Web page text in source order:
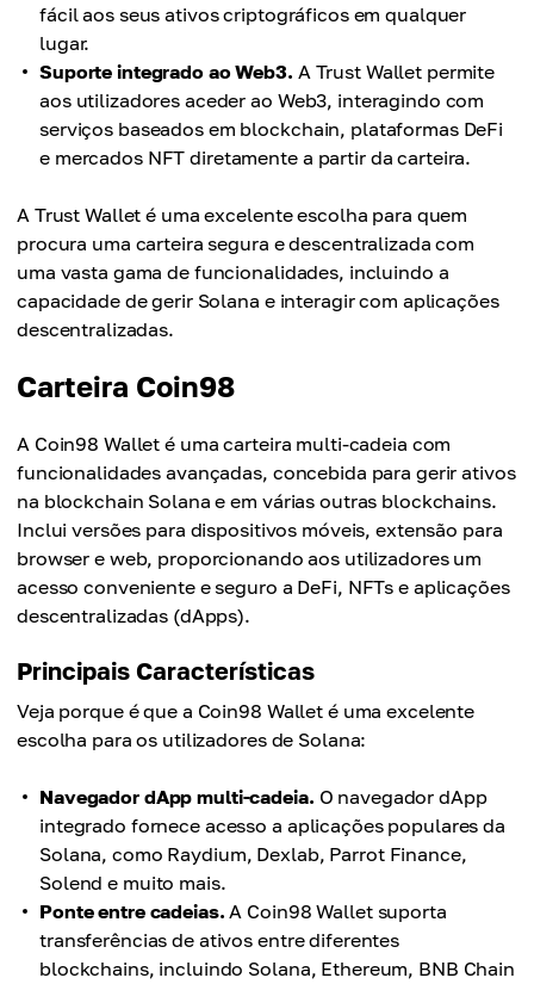
fácil aos seus ativos criptográficos em qualquer
lugar.
Suporte integrado ao Web3. A Trust Wallet permite
aos utilizadores aceder ao Web3, interagindo com
serviços baseados em blockchain, plataformas DeFi
e mercados NFT diretamente a partir da carteira.
A Trust Wallet é uma excelente escolha para quem
procura uma carteira segura e descentralizada com
uma vasta gama de funcionalidades, incluindo a
capacidade de gerir Solana e interagir com aplicações
descentralizadas.
Carteira Coin98
A Coin98 Wallet é uma carteira multi-cadeia com
funcionalidades avançadas, concebida para gerir ativos
na blockchain Solana e em várias outras blockchains.
Inclui versões para dispositivos móveis, extensão para
browser e web, proporcionando aos utilizadores um
acesso conveniente e seguro a DeFi, NFTs e aplicações
descentralizadas (dApps).
Principais Características
Veja porque é que a Coin98 Wallet é uma excelente
escolha para os utilizadores de Solana:
Navegador dApp multi-cadeia. O navegador dApp
integrado fornece acesso a aplicações populares da
Solana, como Raydium, Dexlab, Parrot Finance,
Solend e muito mais.
Ponte entre cadeias. A Coin98 Wallet suporta
transferências de ativos entre diferentes
blockchains, incluindo Solana, Ethereum, BNB Chain